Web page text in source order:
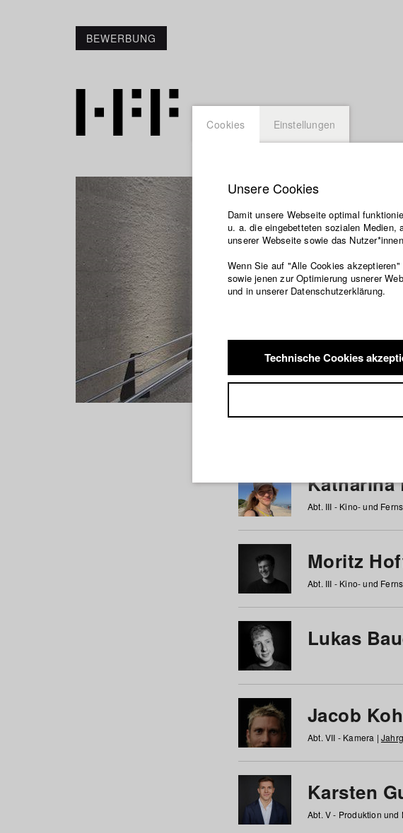
BEWERBUNG
Studierende /
a b c d e f g h i j k l m
Katharina
Abt. III - Kino- und
Moritz
Abt. III - Kino- und
Lukas
Jacob
Abt. VII - Kamera |
Karsten
Abt. V - Produktion und
Cookies Einstellungen
Unsere Cookies
Damit unsere Webseite optimal
u. a. die eingebetteten sozialen Medien,
unserer Webseite sowie das
Wenn Sie auf "Alle Cookies
sowie jenen zur Optimierung usnerer
und in unserer Datenschutzerklärung.
Technische Cookies